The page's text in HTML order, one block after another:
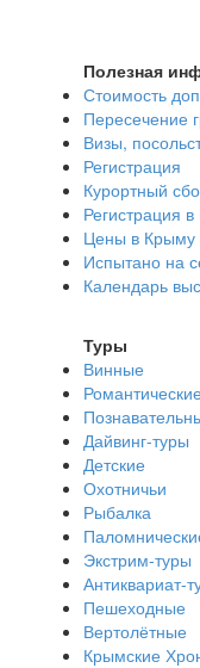
Полезная
Стоимость
Пересечение
Визы,
Регистрация
Курортный
Регистрация
Цены в Крыму
Испытано на
Календарь
Туры
Винные
Романтические
Дайвинг-туры
Детские
Охотничьи
Рыбалка
Экстрим-туры
Антиквариат-
Пешеходные
Вертолётные
Крымские